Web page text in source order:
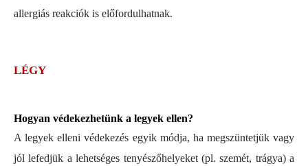
allergiás reakciók is előfordulhatnak.
LÉGY
Hogyan védekezhetünk a legyek ellen?
A legyek elleni védekezés egyik módja, ha megszüntetjük vagy
jól lefedjük a lehetséges tenyészőhelyeket (pl. szemét, trágya) a